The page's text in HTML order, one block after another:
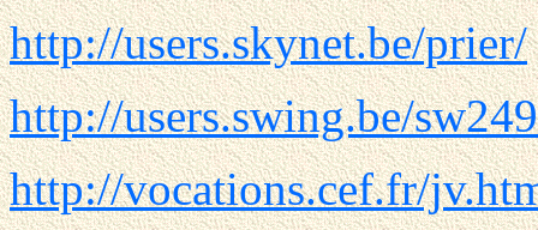
http://users.skynet.be/prier/
http://users.swing.be/
http://vocations.cef.fr/